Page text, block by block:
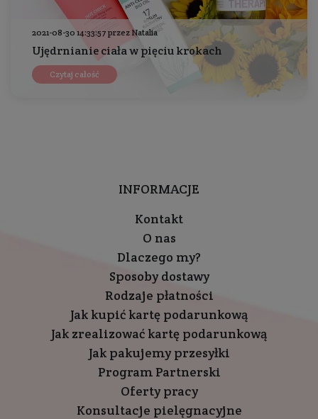
2021-08-30 14:33:57 przez Natalia
Ujędrnianie ciała w pięciu krokach
Czytaj całość
INFORMACJE
Kontakt
O nas
Dlaczego my?
Sposoby dostawy
Rodzaje płatności
Jak kupić kartę podarunkową
Jak zrealizować kartę podarunkową
Jak pakujemy przesyłki
Program Partnerski
Oferty pracy
Konsultacje pielęgnacyjne